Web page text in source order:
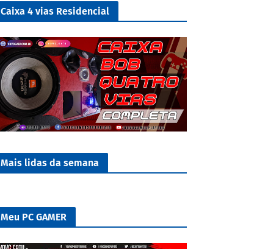
Caixa 4 vias Residencial
Mais lidas da semana
Meu PC GAMER